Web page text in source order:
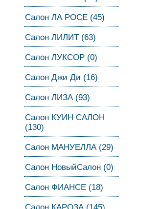
Салон ЛА РОСЕ (45)
Салон ЛИЛИТ (63)
Салон ЛУКСОР (0)
Салон Джи Ди (16)
Салон ЛИЗА (93)
Салон КУИН САЛОН
(130)
Салон МАНУЕЛЛА (29)
Салон НовыйСалон (0)
Салон ФИАНСЕ (18)